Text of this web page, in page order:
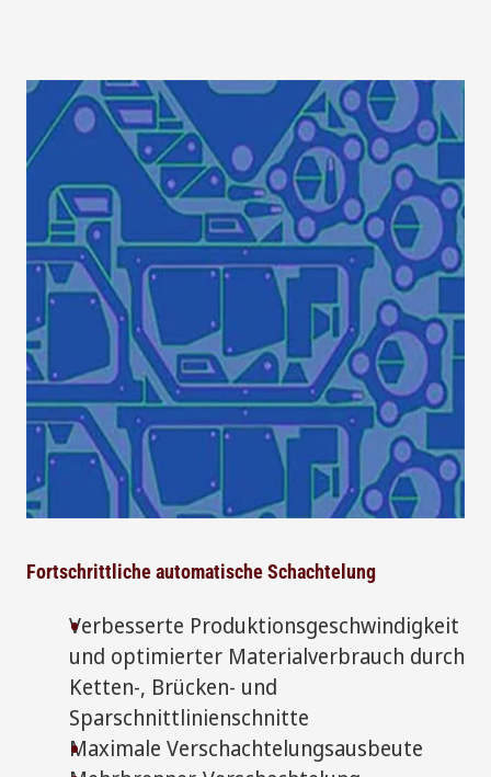
Fortschrittliche automatische Schachtelung
Verbesserte Produktionsgeschwindigkeit
und optimierter Materialverbrauch durch
Ketten-, Brücken- und
Sparschnittlinienschnitte
Maximale Verschachtelungsausbeute